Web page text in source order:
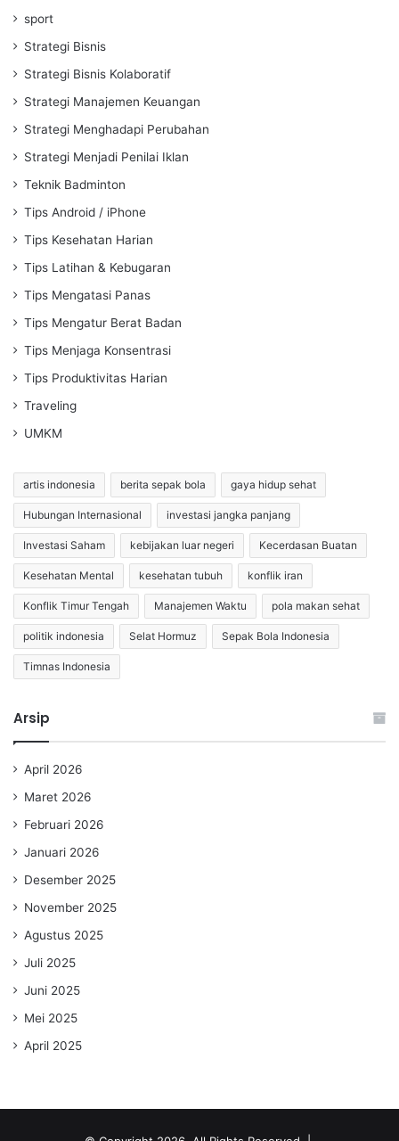
sport
Strategi Bisnis
Strategi Bisnis Kolaboratif
Strategi Manajemen Keuangan
Strategi Menghadapi Perubahan
Strategi Menjadi Penilai Iklan
Teknik Badminton
Tips Android / iPhone
Tips Kesehatan Harian
Tips Latihan & Kebugaran
Tips Mengatasi Panas
Tips Mengatur Berat Badan
Tips Menjaga Konsentrasi
Tips Produktivitas Harian
Traveling
UMKM
artis indonesia berita sepak bola gaya hidup sehat
Hubungan Internasional investasi jangka panjang
Investasi Saham kebijakan luar negeri Kecerdasan Buatan
Kesehatan Mental kesehatan tubuh konflik iran
Konflik Timur Tengah Manajemen Waktu pola makan sehat
politik indonesia Selat Hormuz Sepak Bola Indonesia
Timnas Indonesia
Arsip
April 2026
Maret 2026
Februari 2026
Januari 2026
Desember 2025
November 2025
Agustus 2025
Juli 2025
Juni 2025
Mei 2025
April 2025